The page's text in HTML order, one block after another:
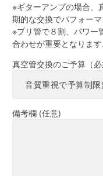
※ギターアンプの場合、
期的な交換でパフォー
※プリ管で８割、パワー
合わせが重要となります
真空管交換のご予算（必
備考欄 (任意)